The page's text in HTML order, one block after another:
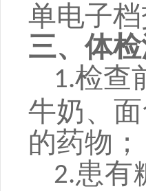
单电子
三、体
1.检查
牛奶、
的药物；
2.患有